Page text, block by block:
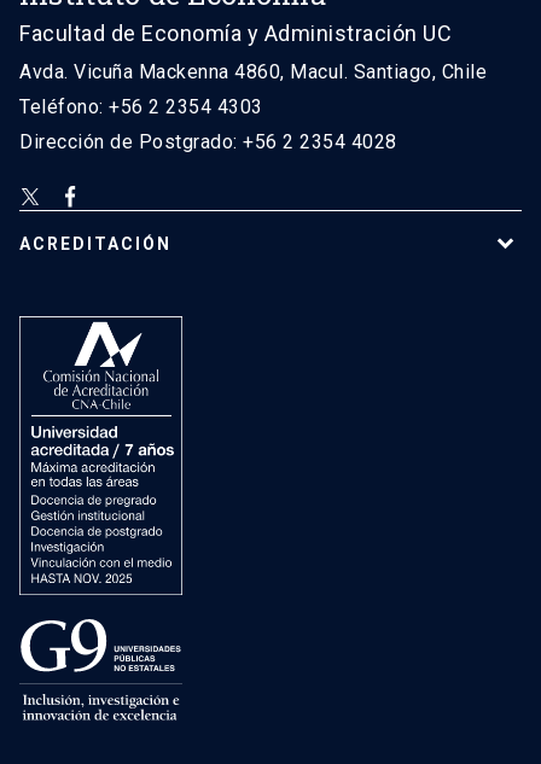
Facultad de Economía y Administración UC
Avda. Vicuña Mackenna 4860, Macul. Santiago, Chile
Teléfono: +56 2 2354 4303
Dirección de Postgrado: +56 2 2354 4028
ACREDITACIÓN